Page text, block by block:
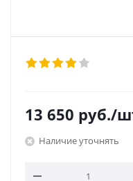
13 650 руб./
Наличие уточнять